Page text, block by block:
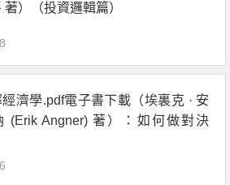
著）（投資邏輯篇）
濟學.pdf電子書下載（埃裏克 · 安
(Erik Angner) 著）：如何做對決